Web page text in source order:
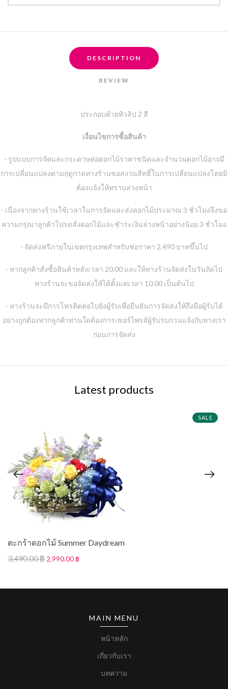
DESCRIPTION
REVIEW
ประกอบด้วยทิวลิป 2 สี
เงื่อนไขการซื้อสินค้า
- รูปแบบการจัดและกระดาษห่อดอกไม้ราคาชนิดและจำนวนดอกไม้อาจมี
การเปลี่ยนแปลงตามฤดูกาลทางร้านขอสงวนสิทธิ์ในการเปลี่ยนแปลงโดยมิ
ต้องแจ้งให้ทราบล่วงหน้า
- เนื่องจากทางร้านใช้เวลาในการจัดและส่งดอกไม้ประมาณ 3 ชั่วโมงจึงขอ
ความกรุณาลูกค้าโปรดสั่งดอกไม้และชำระเงินล่วงหน้าอย่างน้อย 3 ชั่วโมง
- จัดส่งฟรีภายในเขตกรุงเทพสำหรับช่อราคา 2,490 บาทขึ้นไป
- หากลูกค้าสั่งซื้อสินค้าหลังเวลา 20.00 และให้ทางร้านจัดส่งในวันถัดไป
ทางร้านจะขอจัดส่งให้ได้ตั้งแต่เวลา 10.00 เป็นต้นไป
- ทางร้านจะมีการโทรติดต่อไปยังผู้รับเพื่อยืนยันการจัดส่งให้ถึงมือผู้รับได้
อย่างถูกต้องหากลูกค้าท่านใดต้องการเซอร์ไพรส์ผู้รับรบกวนแจ้งกับทางเรา
ก่อนการจัดส่ง
Latest products
SALE
ตะกร้าดอกไม้ Summer Daydream
3,490.00 ฿ 2,990.00 ฿
MAIN MENU
หน้าหลัก
เกี่ยวกับเรา
บทความ